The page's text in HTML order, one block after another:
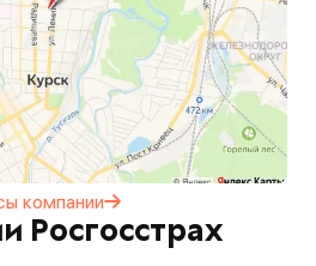
компании
Росгосстрах